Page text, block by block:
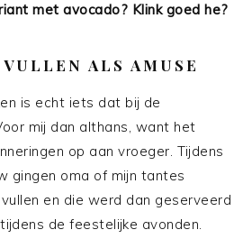
met avocado? Klink goed he?
ALS AMUSE
is echt iets dat bij de
mij dan althans, want het
op aan vroeger. Tijdens
gingen oma of mijn tantes
en die werd dan geserveerd
de feestelijke avonden.